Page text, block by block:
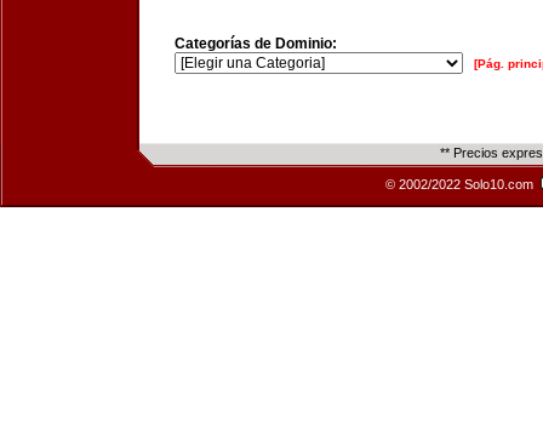
Categorías de Dominio:
[Pág.
** Precios
© 2002/2022 Solo10.com